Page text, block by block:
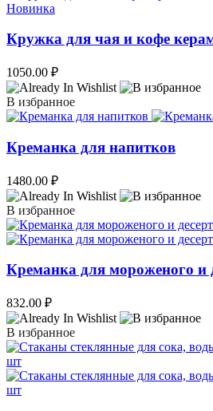
Новинка
Кружка для чая и кофе
1050.00 ₽
В избранное
Креманка для напитков
1480.00 ₽
В избранное
Креманка для мороженого и
832.00 ₽
В избранное